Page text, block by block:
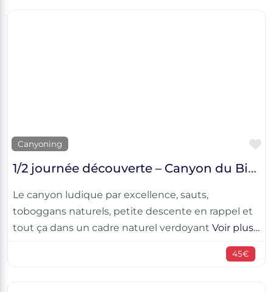
Canyoning
1/2 journée découverte – Canyon du Bious
Le canyon ludique par excellence, sauts,
toboggans naturels, petite descente en rappel et
tout ça dans un cadre naturel verdoyant Voir plus…
45€